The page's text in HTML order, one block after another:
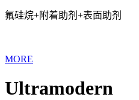
氟硅烷+附着助剂+表面助剂
MORE
Ultramodern